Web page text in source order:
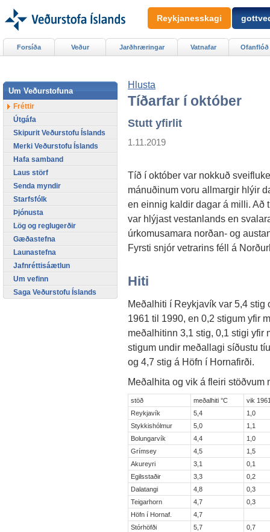
Hlusta
Tíðarfar í október
Stutt yfirlit
1.11.2019
Tíð í október var nokkuð
mánuðinum voru allmargir hlýir
en einnig kaldir dagar á milli. Að
var hlýjast vestanlands en
úrkomusamara norðan- og
Fyrsti snjór vetrarins féll á
Hiti
Meðalhiti í Reykjavík var 5,4
1961 til 1990, en 0,2 stigum yfir
meðalhitinn 3,1 stig, 0,1 stigi yfir
stigum undir meðallagi síðustu
og 4,7 stig á Höfn í Hornafirði.
Meðalhita og vik á fleiri stöðvum
stöð meðalhiti °C
vik
Reykjavík
5,4
1,0
Stykkishólmur
5,0
1,1
Bolungarvík
4,4
1,0
Grímsey
4,5
1,5
Akureyri
3,1
0,1
Egilsstaðir
3,3
0,2
Dalatangi
4,8
0,3
Teigarhorn
4,7
0,3
Höfn í Hornaf.
4,7
Stórhöfði
5,7
0,7
Forsíða Veður Jarðhræringar Vatnafar Ofanflóð
Um Veðurstofuna
Fréttir
Útgáfa
Skipurit Veðurstofu Íslands
Merki Veðurstofu Íslands
Hafa samband
Laus störf
Senda myndir
Starfsfólk
Þjónusta
Lög og reglugerðir
Gæðastefna
Launastefna
Jafnréttisáætlun
Um vefinn
Saga Veðurstofu Íslands
Reykjanesskagi